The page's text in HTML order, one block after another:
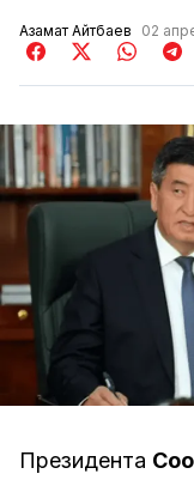
Азамат Айтбаев 02
Президента